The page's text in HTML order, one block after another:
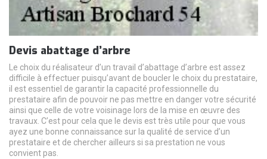
Devis abattage d’arbre
Le choix du réalisateur d’un travail d’abattage d’arbre est assez
difficile à effectuer puisqu’avant de boucler le choix du prestataire,
il est essentiel de garantir la capacité professionnelle du
prestataire afin de pouvoir ne pas mettre en danger votre sécurité
ainsi que celle de votre voisinage lors de la mise en œuvre des
travaux. C’est pour cela que le devis est très utile pour que vous
ayez une bonne connaissance sur la qualité de service d’un
prestataire et de chercher ailleurs si sa prestation ne vous
convient pas.